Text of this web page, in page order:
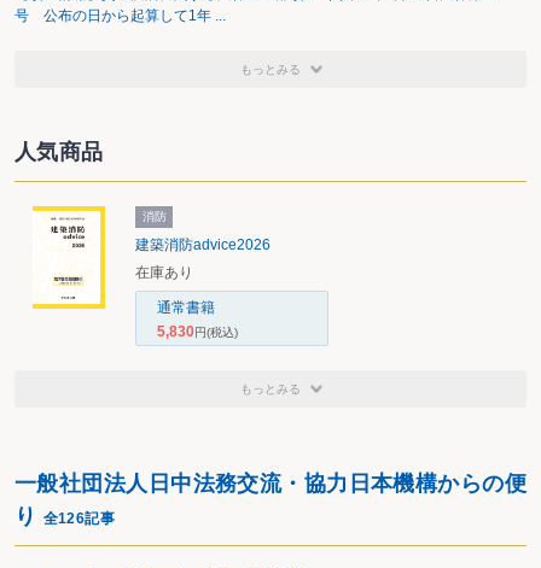
号 公布の日から起算して1年 ...
もっとみる
人気商品
消防
建築消防advice2026
在庫あり
通常書籍
5,830円(税込)
もっとみる
一般社団法人日中法務交流・協力日本機構からの便
り
全126記事